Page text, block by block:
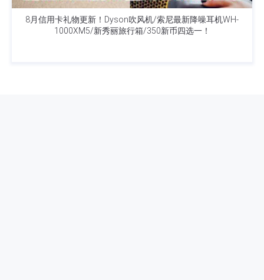
8月信用卡礼物更新！Dyson吹风机/索尼最新降噪耳机WH-
1000XM5/新秀丽旅行箱/350新币四选一！